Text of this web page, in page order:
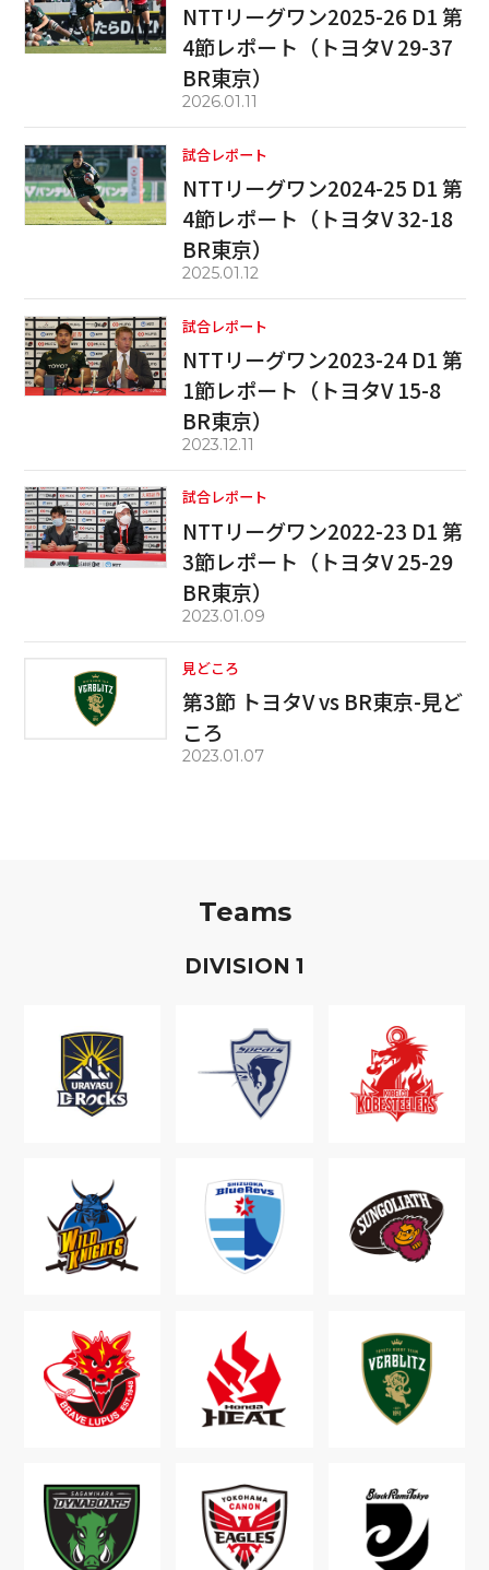
NTTリーグワン2025-26 D1 第
4節レポート（トヨタV 29-37
BR東京）
2026.01.11
試合レポート
NTTリーグワン2024-25 D1 第
4節レポート（トヨタV 32-18
BR東京）
2025.01.12
試合レポート
NTTリーグワン2023-24 D1 第
1節レポート（トヨタV 15-8
BR東京）
2023.12.11
試合レポート
NTTリーグワン2022-23 D1 第
3節レポート（トヨタV 25-29
BR東京）
2023.01.09
見どころ
第3節 トヨタV vs BR東京-見ど
ころ
2023.01.07
Teams
DIVISION 1